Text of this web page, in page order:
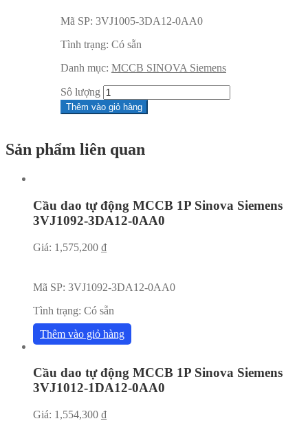
Mã SP: 3VJ1005-3DA12-0AA0
Tình trạng: Có sẵn
Danh mục: MCCB SINOVA Siemens
Sô lượng
Thêm vào giỏ hàng
Sản phẩm liên quan
Cầu dao tự động MCCB 1P Sinova Siemens
3VJ1092-3DA12-0AA0
Giá: 1,575,200 ₫
Mã SP: 3VJ1092-3DA12-0AA0
Tình trạng: Có sẵn
Thêm vào giỏ hàng
Cầu dao tự động MCCB 1P Sinova Siemens
3VJ1012-1DA12-0AA0
Giá: 1,554,300 ₫